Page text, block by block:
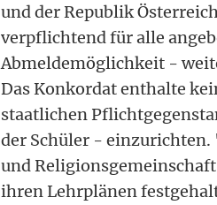
und der Republik
verpflichtend für alle
Abmeldemöglichkeit -
Das Konkordat enthalte
staatlichen
der Schüler -
und
ihren Lehrplänen